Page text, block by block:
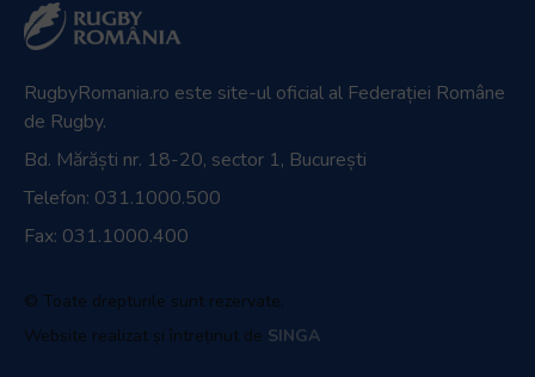
RugbyRomania.ro este site-ul oficial al Federației Române
de Rugby.
Bd. Mărăști nr. 18-20, sector 1, București
Telefon: 031.1000.500
Fax: 031.1000.400
© Toate drepturile sunt rezervate.
Website realizat și întreținut de SINGA